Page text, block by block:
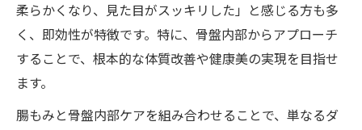
柔らかくなり、見た目がスッキリした」と感じる方も多
く、即効性が特徴です。特に、骨盤内部からアプローチ
することで、根本的な体質改善や健康美の実現を目指せ
ます。
腸もみと骨盤内部ケアを組み合わせることで、単なるダ